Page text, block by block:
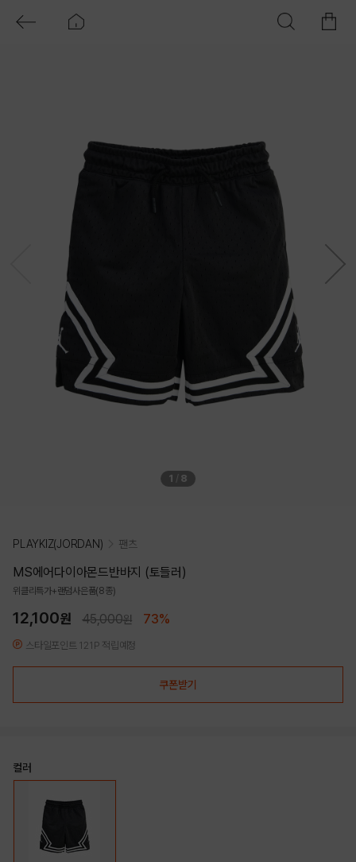
1 / 8
PLAYKIZ(JORDAN) 팬츠
MS에어다이아몬드반바지 (토들러)
위클리특가+랜덤사은품(8종)
12,100원 45,000원 73%
스타일포인트 121P 적립예정
쿠폰받기
컬러